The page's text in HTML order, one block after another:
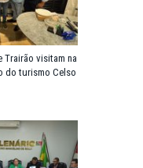
Trairão visitam na
do turismo Celso